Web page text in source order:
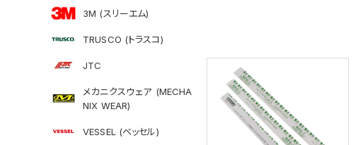
3M (スリーエム)
TRUSCO (トラスコ)
JTC
メカニクスウェア (MECHA
NIX WEAR)
VESSEL (ベッセル)